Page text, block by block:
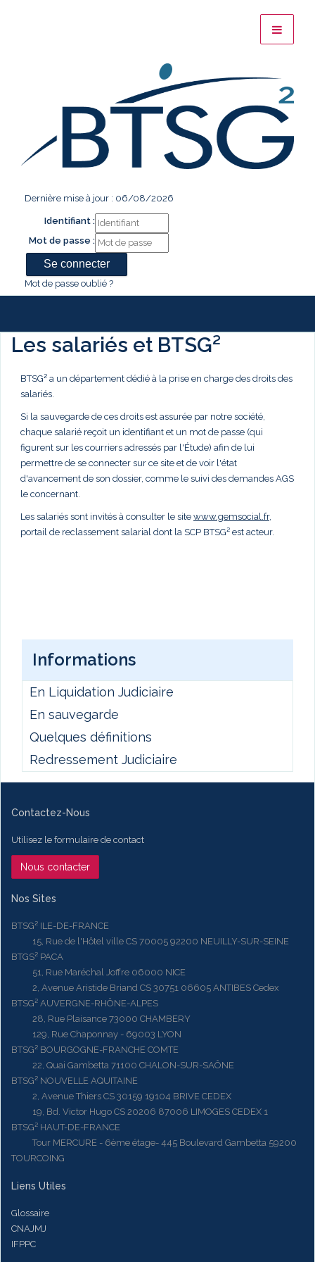
Dernière mise à jour : 06/08/2026
Identifiant :
Mot de passe :
Mot de passe oublié ?
Les salariés et BTSG²
BTSG² a un département dédié à la prise en charge des droits des
salariés.
Si la sauvegarde de ces droits est assurée par notre société,
chaque salarié reçoit un identifiant et un mot de passe (qui
figurent sur les courriers adressés par l'Étude) afin de lui
permettre de se connecter sur ce site et de voir l'état
d'avancement de son dossier, comme le suivi des demandes AGS
le concernant.
Les salariés sont invités à consulter le site www.gemsocial.fr,
portail de reclassement salarial dont la SCP BTSG² est acteur.
Informations
En Liquidation Judiciaire
En sauvegarde
Quelques définitions
Redressement Judiciaire
Contactez-Nous
Utilisez le formulaire de contact
Nous contacter
Nos Sites
BTSG² ILE-DE-FRANCE
15, Rue de l'Hôtel ville CS 70005 92200 NEUILLY-SUR-SEINE
BTGS² PACA
51, Rue Maréchal Joffre 06000 NICE
2, Avenue Aristide Briand CS 30751 06605 ANTIBES Cedex
BTSG² AUVERGNE-RHÔNE-ALPES
28, Rue Plaisance 73000 CHAMBERY
129, Rue Chaponnay - 69003 LYON
BTSG² BOURGOGNE-FRANCHE COMTE
22, Quai Gambetta 71100 CHALON-SUR-SAÔNE
BTSG² NOUVELLE AQUITAINE
2, Avenue Thiers CS 30159 19104 BRIVE CEDEX
19, Bd. Victor Hugo CS 20206 87006 LIMOGES CEDEX 1
BTSG² HAUT-DE-FRANCE
Tour MERCURE - 6ème étage- 445 Boulevard Gambetta 59200
TOURCOING
Liens Utiles
Glossaire
CNAJMJ
IFPPC